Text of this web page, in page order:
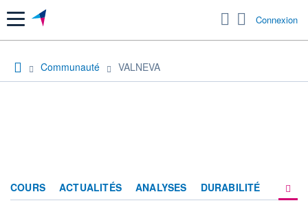
Menu Connexion
Communauté VALNEVA
COURS ACTUALITÉS ANALYSES DURABILITÉ